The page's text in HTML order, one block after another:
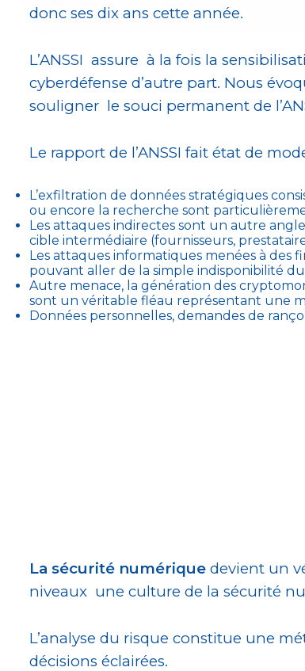
donc ses dix ans cette année.
L’ANSSI assure à la fois la
cyberdéfense d’autre part. Nous
souligner le souci permanent de
Le rapport de l’ANSSI fait état de
L’exfiltration de données stratégiques
ou encore la recherche sont
Les attaques indirectes sont un autre
cible intermédiaire (fournisseurs,
Les attaques informatiques menées à des
pouvant aller de la simple indisponibilité
Autre menace, la génération des
sont un véritable fléau représentant une
Données personnelles, demandes de
La sécurité numérique devient un
niveaux une culture de la sécurité
L’analyse du risque constitue une
décisions éclairées.